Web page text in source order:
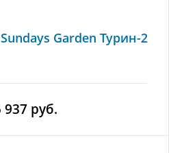
Garden Турин-2
937 руб.